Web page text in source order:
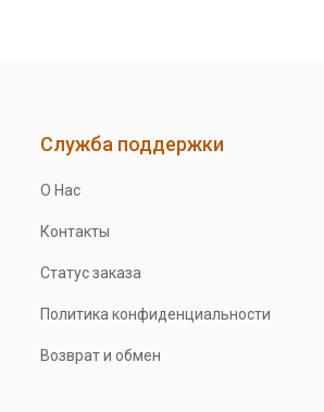
Служба поддержки
О Нас
Контакты
Статус заказа
Политика конфиденциальности
Возврат и обмен